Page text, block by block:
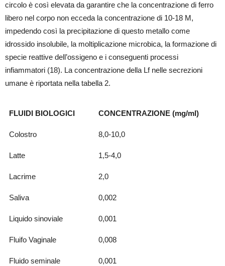
circolo è così elevata da garantire che la concentrazione di ferro
libero nel corpo non ecceda la concentrazione di 10-18 M,
impedendo così la precipitazione di questo metallo come
idrossido insolubile, la moltiplicazione microbica, la formazione di
specie reattive dell’ossigeno e i conseguenti processi
infiammatori (18). La concentrazione della Lf nelle secrezioni
umane è riportata nella tabella 2.
FLUIDI BIOLOGICI CONCENTRAZIONE (mg/ml)
Colostro 8,0-10,0
Latte 1,5-4,0
Lacrime 2,0
Saliva 0,002
Liquido sinoviale 0,001
Fluifo Vaginale 0,008
Fluido seminale 0,001